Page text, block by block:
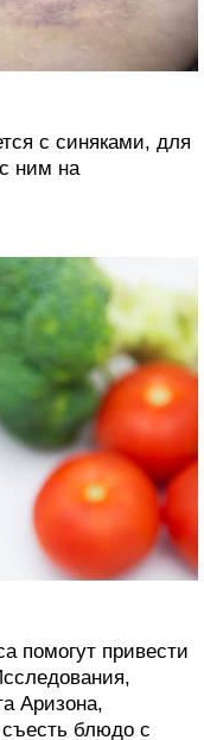
с синяками, для
ним на
помогут привести
Аризона,
съесть блюдо с